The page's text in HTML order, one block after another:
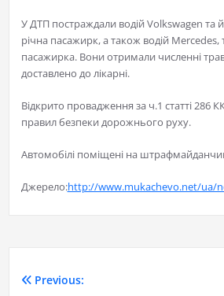
У ДТП постраждали водій Volkswagen та
річна пасажирк, а також водій Mercedes,
пасажирка. Вони отримали численні
доставлено до лікарні.
Відкрито провадження за ч.1 статті 286
правил безпеки дорожнього руху.
Автомобілі поміщені на
Джерело:http://www.mukachevo.net/ua/
Previous: